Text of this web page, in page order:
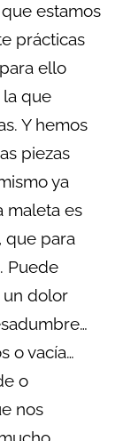
estamos
prácticas
ello
la que
Y hemos
piezas
ya
maleta es
que para
Puede
un dolor
o vacía…
o
nos